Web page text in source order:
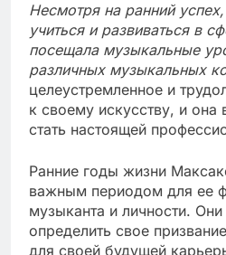
Несмотря на ранний
учиться и развиваться в
посещала музыкальные
различных музыкальных
целеустремленное и
к своему искусству, и она
стать настоящей
Ранние годы жизни
важным периодом для ее
музыканта и личности.
определить свое
для своей будущей